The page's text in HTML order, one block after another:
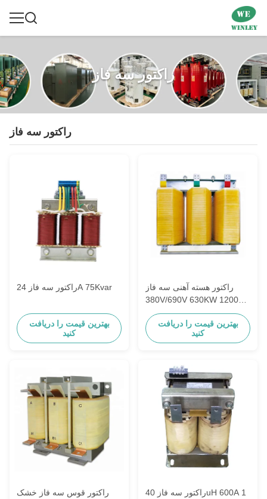
راکتور سه فاز
راکتور سه فاز
راکتور سه فاز 24A 75Kvar
بهترین قیمت را دریافت
کنید
راکتور هسته آهنی سه فاز
380V/690V 630KW 1200A
0.01mH کلاس H
بهترین قیمت را دریافت
کنید
راکتور قوس سه فاز خشک
راکتور سه فاز 40uH 600A 1